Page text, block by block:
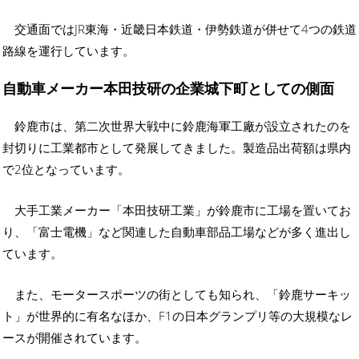
交通面ではJR東海・近畿日本鉄道・伊勢鉄道が併せて4つの鉄道
路線を運行しています。
自動車メーカー本田技研の企業城下町としての側面
鈴鹿市は、第二次世界大戦中に鈴鹿海軍工廠が設立されたのを
封切りに工業都市として発展してきました。製造品出荷額は県内
で2位となっています。
大手工業メーカー「本田技研工業」が鈴鹿市に工場を置いてお
り、「富士電機」など関連した自動車部品工場などが多く進出し
ています。
また、モータースポーツの街としても知られ、「鈴鹿サーキッ
ト」が世界的に有名なほか、F1の日本グランプリ等の大規模なレ
ースが開催されています。